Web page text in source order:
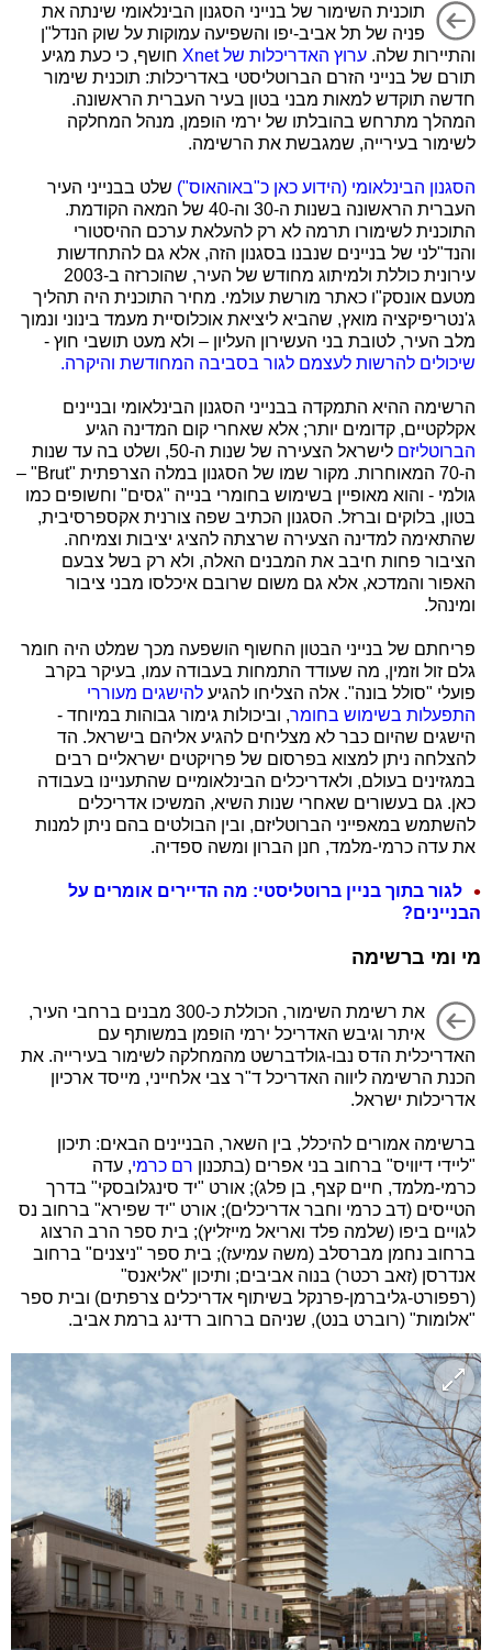
תוכנית השימור של בנייני הסגנון הבינלאומי שינתה את
פניה של תל אביב-יפו והשפיעה עמוקות על שוק הנדל"ן
והתיירות שלה. ערוץ האדריכלות של Xnet
חושף, כי כעת מגיע
תורם של בנייני הזרם הברוטליסטי באדריכלות: תוכנית שימור
חדשה תוקדש למאות מבני בטון בעיר העברית הראשונה.
המהלך מתרחש בהובלתו של ירמי הופמן, מנהל המחלקה
לשימור בעירייה, שמגבשת את הרשימה.
הסגנון הבינלאומי (הידוע כאן כ"באוהאוס") שלט בבנייני העיר
העברית הראשונה בשנות ה-30 וה-40 של המאה הקודמת.
התוכנית לשימורו תרמה לא רק להעלאת ערכם ההיסטורי
והנד"לני של בניינים שנבנו בסגנון הזה, אלא גם להתחדשות
עירונית כוללת ולמיתוג מחודש של העיר, שהוכרזה ב-2003
מטעם אונסק"ו כאתר מורשת עולמי. מחיר התוכנית היה תהליך
ג'נטריפיקציה מואץ, שהביא ליציאת אוכלוסיית מעמד בינוני ונמוך
מלב העיר, לטובת בני העשירון העליון – ולא מעט תושבי חוץ -
שיכולים להרשות לעצמם לגור בסביבה המחודשת והיקרה.
הרשימה ההיא התמקדה בבנייני הסגנון הבינלאומי ובניינים
אקלקטיים, קדומים יותר; אלא שאחרי קום המדינה הגיע
הברוטליזם
לישראל הצעירה של שנות ה-50, ושלט בה עד שנות
ה-70 המאוחרות. מקור שמו של הסגנון במלה הצרפתית "Brut" –
גולמי - והוא מאופיין בשימוש בחומרי בנייה "גסים" וחשופים כמו
בטון, בלוקים וברזל. הסגנון הכתיב שפה צורנית אקספרסיבית,
שהתאימה למדינה הצעירה שרצתה להציג יציבות וצמיחה.
הציבור פחות חיבב את המבנים האלה, ולא רק בשל צבעם
האפור והמדכא, אלא גם משום שרובם איכלסו מבני ציבור
ומינהל.
פריחתם של בנייני הבטון החשוף הושפעה מכך שמלט היה חומר
גלם זול וזמין, מה שעודד התמחות בעבודה עמו, בעיקר בקרב
פועלי "סולל בונה". אלה הצליחו להגיע להישגים מעוררי
התפעלות בשימוש בחומר, וביכולות גימור גבוהות במיוחד -
הישגים שהיום כבר לא מצליחים להגיע אליהם בישראל. הד
להצלחה ניתן למצוא בפרסום של פרויקטים ישראליים רבים
במגזינים בעולם, ולאדריכלים הבינלאומיים שהתעניינו בעבודה
כאן. גם בעשורים שאחרי שנות השיא, המשיכו אדריכלים
להשתמש במאפייני הברוטליזם, ובין הבולטים בהם ניתן למנות
את עדה כרמי-מלמד, חנן הברון ומשה ספדיה.
לגור בתוך בניין ברוטליסטי: מה הדיירים אומרים על
הבניינים?
מי ומי ברשימה
את רשימת השימור, הכוללת כ-300 מבנים ברחבי העיר,
איתר וגיבש האדריכל ירמי הופמן במשותף עם
האדריכלית הדס נבו-גולדברשט מהמחלקה לשימור בעירייה. את
הכנת הרשימה ליווה האדריכל ד"ר צבי אלחייני, מייסד ארכיון
אדריכלות ישראל.
ברשימה אמורים להיכלל, בין השאר, הבניינים הבאים: תיכון
"ליידי דיוויס" ברחוב בני אפרים (בתכנון רם כרמי, עדה
כרמי-מלמד, חיים קצף, בן פלג); אורט "יד סינגלובסקי" בדרך
הטייסים (דב כרמי וחבר אדריכלים); אורט "יד שפירא" ברחוב נס
לגויים ביפו (שלמה פלד ואריאל מייזליץ); בית ספר הרב הרצוג
ברחוב נחמן מברסלב (משה עמיעז); בית ספר "ניצנים" ברחוב
אנדרסן (זאב רכטר) בנוה אביבים; ותיכון "אליאנס"
(רפפורט-גליברמן-פרנקל בשיתוף אדריכלים צרפתים) ובית ספר
"אלומות" (רוברט בנט), שניהם ברחוב רדינג ברמת אביב.